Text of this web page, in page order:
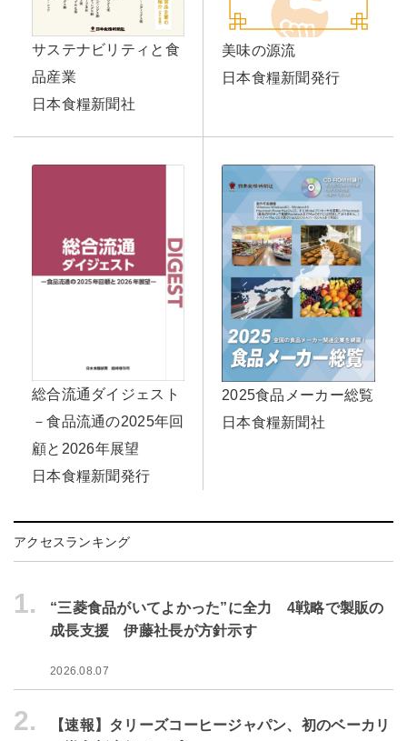
サステナビリティと食
品産業
日本食糧新聞社
美味の源流
日本食糧新聞発行
総合流通ダイジェスト
－食品流通の2025年回
顧と2026年展望
日本食糧新聞発行
2025食品メーカー総覧
日本食糧新聞社
アクセスランキング
1.
“三菱食品がいてよかった”に全力 4戦略で製販の
成長支援 伊藤社長が方針示す
2026.08.07
2.
【速報】タリーズコーヒージャパン、初のベーカリ